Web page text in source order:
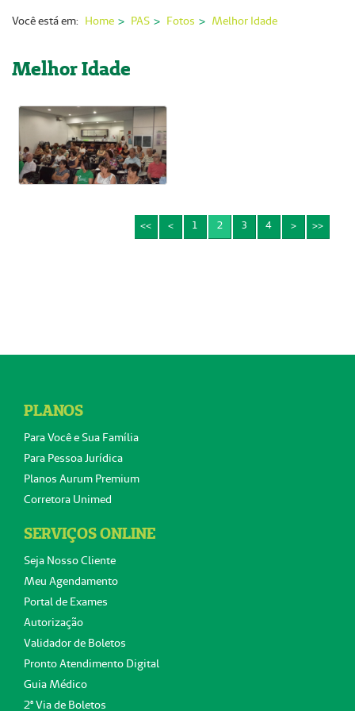
Imprensa
Institucional
Fale Conosco
ANS
Você está em: Home PAS Fotos Melhor Idade
Melhor Idade
<< < 1 2 3 4 > >>
PLANOS
Para Você e Sua Família
Para Pessoa Jurídica
Planos Aurum Premium
Corretora Unimed
SERVIÇOS ONLINE
Seja Nosso Cliente
Meu Agendamento
Portal de Exames
Autorização
Validador de Boletos
Pronto Atendimento Digital
Guia Médico
2ª Via de Boletos